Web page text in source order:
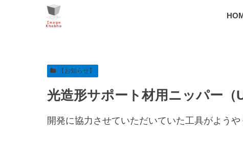
【お知らせ】
光造形サポート材用ニッパー（
開発に協力させていただいていた工具がようや